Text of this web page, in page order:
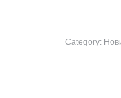
Category: